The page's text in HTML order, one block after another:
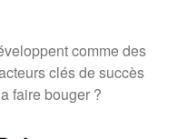
2020
2019
2018
comme des
clés de succès
faire bouger ?